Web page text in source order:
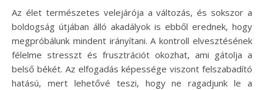
Az élet természetes velejárója a változás, és sokszor a
boldogság útjában álló akadályok is ebből erednek, hogy
megpróbálunk mindent irányítani. A kontroll elvesztésének
félelme stresszt és frusztrációt okozhat, ami gátolja a
belső békét. Az elfogadás képessége viszont felszabadító
hatású, mert lehetővé teszi, hogy ne ragadjunk le a